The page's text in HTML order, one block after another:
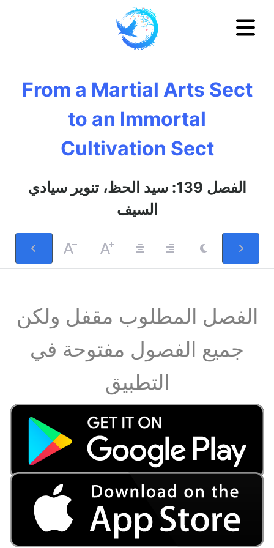
From a Martial Arts Sect
to an Immortal
Cultivation Sect
الفصل 139: سيد الحظ، تنوير سيادي
السيف
الفصل المطلوب مقفل ولكن
جميع الفصول مفتوحة في
التطبيق